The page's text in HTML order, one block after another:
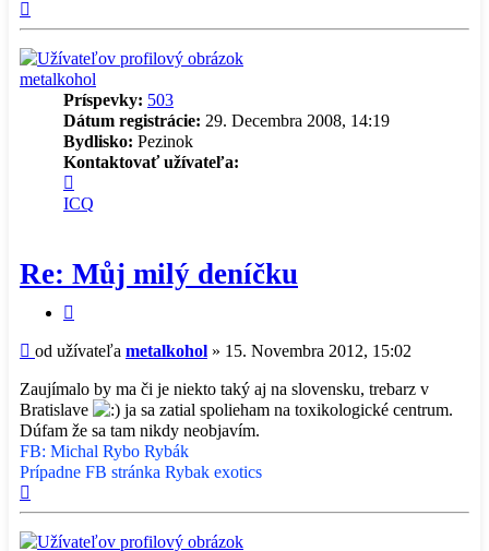
metalkohol
Príspevky: 503
Dátum registrácie: 29. Decembra 2008, 14:19
Bydlisko: Pezinok
Kontaktovať užívateľa:
informácie
metalkohol
ICQ
Re: Můj milý deníčku
Príspevok
od užívateľa metalkohol » 15. Novembra 2012, 15:02
Zaujímalo by ma či je niekto taký aj na slovensku, trebarz v
Bratislave
ja sa zatial spolieham na toxikologické centrum.
Dúfam že sa tam nikdy neobjavím.
FB: Michal Rybo Rybák
Prípadne FB stránka Rybak exotics